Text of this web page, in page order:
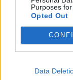
Purposes
Opted Out
Data